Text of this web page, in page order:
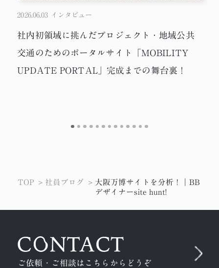
2026.06.03 インタビュー
社内初領域に挑んだプロジェクト・地域公共
交通のためのポータルサイト「MOBILITY
UPDATE PORTAL」完成までの舞台裏！
TOP 社員ブログ
大阪万博サイトを分析！｜BB
デザイナーsite hunt!
ご依頼・ご相談はこちらからどうぞ